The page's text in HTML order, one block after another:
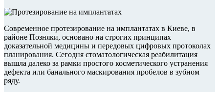
Современное протезирование на имплантатах в Киеве, в
районе Позняки, основано на строгих принципах
доказательной медицины и передовых цифровых протоколах
планирования. Сегодня стоматологическая реабилитация
вышла далеко за рамки простого косметического устранения
дефекта или банального маскирования пробелов в зубном
ряду.